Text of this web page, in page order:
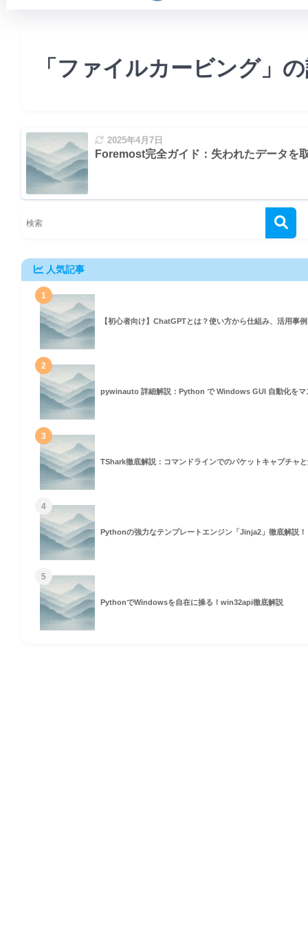
「ファイルカービング」
2025年4月7日
Foremost完全ガイド：失われたデータを
人気記事
1
【初心者向け】ChatGPTとは？使い方から仕組み、活用事
2
pywinauto 詳細解説：Python で Windows GUI 自動化をマ
3
TShark徹底解説：コマンドラインでのパケットキャプチャ
4
Pythonの強力なテンプレートエンジン「Jinja2」徹底解説！
5
PythonでWindowsを自在に操る！win32api徹底解説